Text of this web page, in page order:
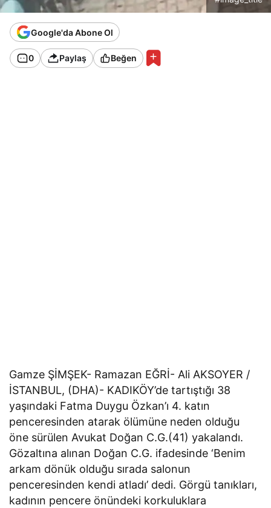
Google'da Abone Ol
0 Paylaş Beğen
Gamze ŞİMŞEK- Ramazan EĞRİ- Ali AKSOYER /
İSTANBUL, (DHA)- KADIKÖY’de tartıştığı 38
yaşındaki Fatma Duygu Özkan’ı 4. katın
penceresinden atarak ölümüne neden olduğu
öne sürülen Avukat Doğan C.G.(41) yakalandı.
Gözaltına alınan Doğan C.G. ifadesinde ‘Benim
arkam dönük olduğu sırada salonun
penceresinden kendi atladı’ dedi. Görgü tanıkları,
kadının pencere önündeki korkuluklara